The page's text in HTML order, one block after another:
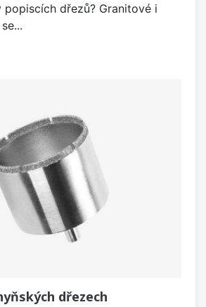
popiscích dřezů? Granitové i
dřezech